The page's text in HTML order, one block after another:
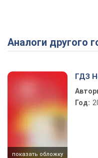
Аналоги другого
показать обложку
ГДЗ
Год: